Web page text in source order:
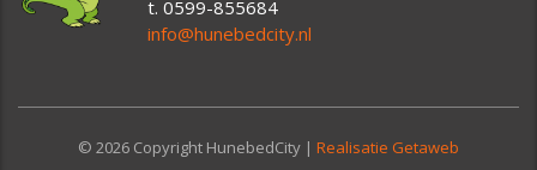
t. 0599-855684
info@hunebedcity.nl
© 2026 Copyright HunebedCity | Realisatie Getaweb